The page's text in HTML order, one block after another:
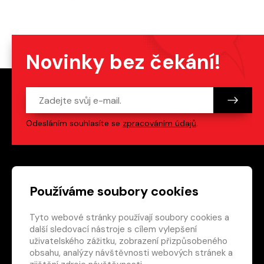
Používáme soubory cookies
Tyto webové stránky používají soubory cookies a
další sledovací nástroje s cílem vylepšení
uživatelského zážitku, zobrazení přizpůsobeného
obsahu, analýzy návštěvnosti webových stránek a
Novinky bez čekání!
Odesláním souhlasíte se zpracováním údajů.
Patička webu Odkazy na sociální
Vedlejší navigace
redakce@crew.cz
Ochrana soukromí
Nastavení cookies